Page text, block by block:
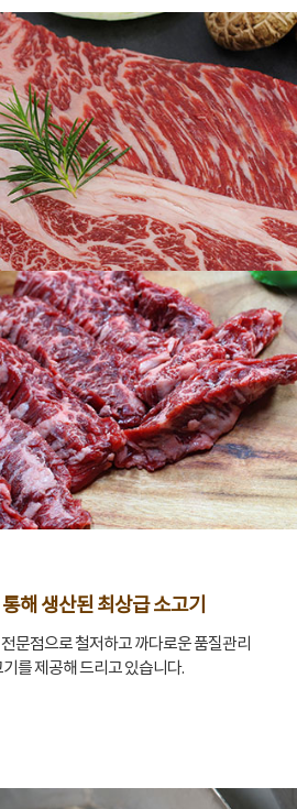
해 생산된 최상급 소고기
문점으로 철저하고 까다로운 품질관리
를 제공해 드리고 있습니다.